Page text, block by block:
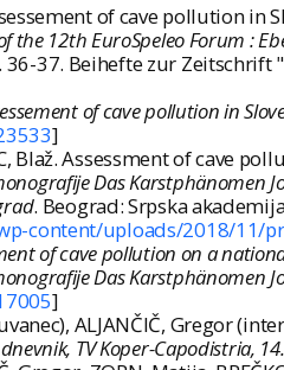
of cave pollution in
the 12th EuroSpeleo Forum :
37. Beihefte zur Zeitschrift
of cave pollution in
]
Blaž. Assessment of cave
Das Karstphänomen
. Beograd: Srpska
content/uploads/2018/11/
of cave pollution on a
Das Karstphänomen
]
ALJANČIČ, Gregor
TV Koper-Capodistria,